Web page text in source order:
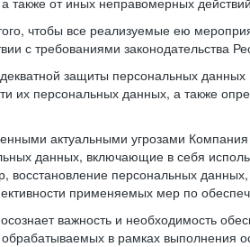
чтобы все реализуемые ею
с требованиями законодательства
защиты персональных
их персональных данных, а также
актуальными угрозами
данных, включающие в себя
восстановление персональных
применяемых мер по
важность и необходимость
в рамках выполнения